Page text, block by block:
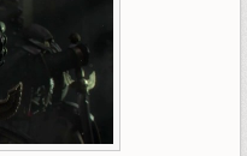
1:23